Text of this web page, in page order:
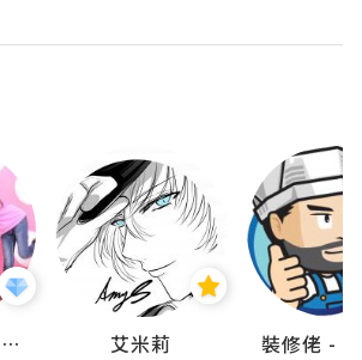
儍媽媽與兩隻小魔怪之家 艾米莉